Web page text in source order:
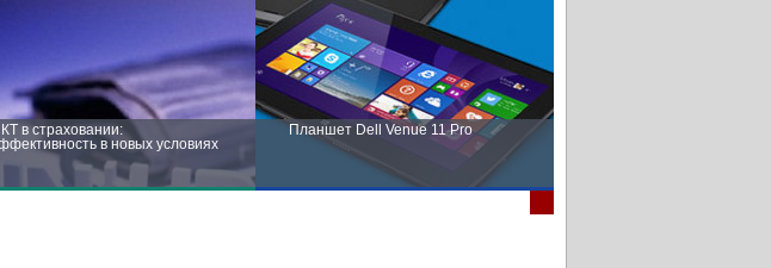
в страховании:
в новых условиях
Планшет Dell Venue 11 Pro